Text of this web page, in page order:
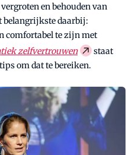
en behouden van
belangrijkste daarbij:
comfortabel te zijn met
zelfvertrouwen
staat
om dat te bereiken.